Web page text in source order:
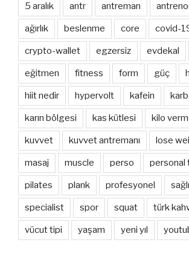
5 aralık antr antreman
ağırlık beslenme core covid-
crypto-wallet egzersiz evdekal
eğitmen fitness form güç
hiit nedir hypervolt kafein
karın bölgesi kas kütlesi kilo
kuvvet kuvvet antremanı lose
masaj muscle perso personal
pilates plank profesyonel
specialist spor squat türk
vücut tipi yaşam yeni yıl